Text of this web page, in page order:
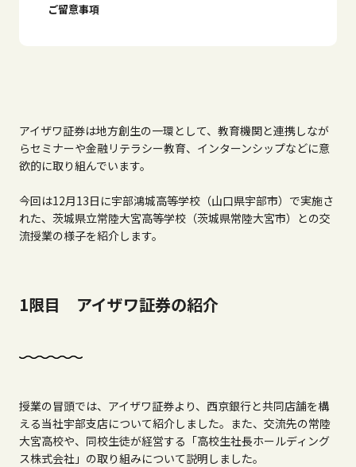
ご留意事項
アイザワ証券は地方創生の一環として、教育機関と連携しなが
らセミナーや金融リテラシー教育、インターンシップなどに意
欲的に取り組んでいます。
今回は12月13日に宇部鴻城高等学校（山口県宇部市）で実施さ
れた、茨城県立常陸大宮高等学校（茨城県常陸大宮市）との交
流授業の様子を紹介します。
1限目 アイザワ証券の紹介
授業の冒頭では、アイザワ証券より、西京銀行と共同店舗を構
える当社宇部支店について紹介しました。また、交流先の常陸
大宮高校や、同校生徒が経営する「高校生社長ホールディング
ス株式会社」の取り組みについて説明しました。